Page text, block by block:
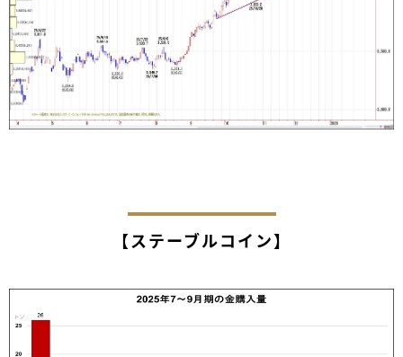
【ステーブルコイン】